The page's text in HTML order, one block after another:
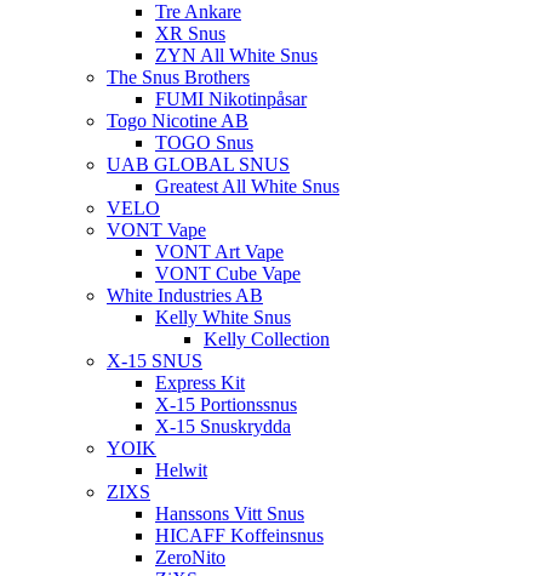
Tre Ankare
XR Snus
ZYN All White Snus
The Snus Brothers
FUMI Nikotinpåsar
Togo Nicotine AB
TOGO Snus
UAB GLOBAL SNUS
Greatest All White Snus
VELO
VONT Vape
VONT Art Vape
VONT Cube Vape
White Industries AB
Kelly White Snus
Kelly Collection
X-15 SNUS
Express Kit
X-15 Portionssnus
X-15 Snuskrydda
YOIK
Helwit
ZIXS
Hanssons Vitt Snus
HICAFF Koffeinsnus
ZeroNito